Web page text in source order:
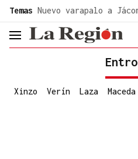
Temas Nuevo varapalo a
header.menu.open
Xinzo Verín Laza Maceda